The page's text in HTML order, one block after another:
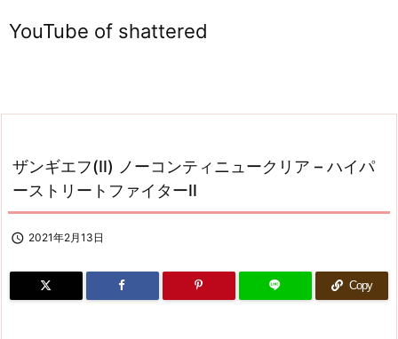
YouTube of shattered
ザンギエフ(II) ノーコンティニュークリア – ハイパ
ーストリートファイターII
 2021年2月13日
Copy